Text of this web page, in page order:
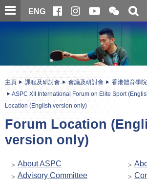
跳
至
ENG
開
合
信
二
維
碼
主頁 課程及研討會 會議及研討會
香港體育學
ASPC XII International Forum on Elite Sport
Location (English version only)
Forum Location
version only)
About ASPC
Advisory Committee